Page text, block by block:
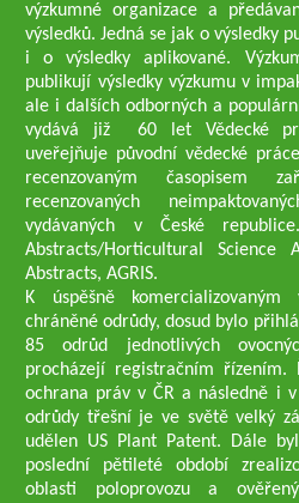
výzkumné organizace a
výsledků. Jedná se jak o výsledky
i o výsledky aplikované.
publikují výsledky výzkumu v
ale i dalších odborných a
vydává již 60 let Vědecké
uveřejňuje původní vědecké
recenzovaným časopisem
recenzovaných
vydávaných v České
Abstracts/Horticultural Science
Abstracts, AGRIS.
K úspěšně
chráněné odrůdy, dosud bylo
85 odrůd jednotlivých
procházejí registračním řízením.
ochrana práv v ČR a následně i
odrůdy třešní je ve světě velký
udělen US Plant Patent. Dále
poslední pětileté období
oblasti poloprovozu a